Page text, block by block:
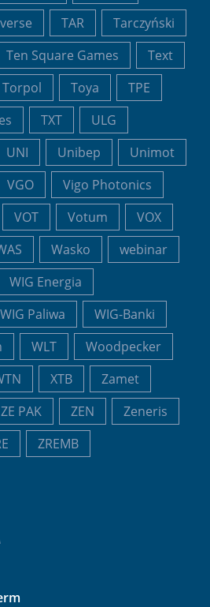
TAR
Tarczyński
Ten Square Games
Text
Torpol Toya
TPE
TXT
ULG
UNI Unibep
Unimot
VGO
Vigo Photonics
VOT Votum
VOX
Wasko
webinar
WIG Energia
WIG Paliwa
WIG-Banki
WLT
Woodpecker
XTB
Zamet
ZE PAK ZEN
Zeneris
ZREMB